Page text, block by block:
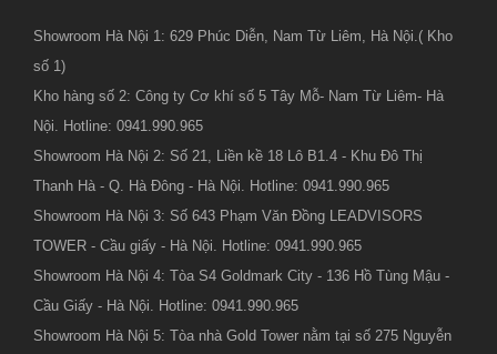
Showroom Hà Nội 1: 629 Phúc Diễn, Nam Từ Liêm, Hà Nội.( Kho
số 1)
Kho hàng số 2: Công ty Cơ khí số 5 Tây Mỗ- Nam Từ Liêm- Hà
Nội. Hotline: 0941.990.965
Showroom Hà Nội 2: Số 21, Liền kề 18 Lô B1.4 - Khu Đô Thị
Thanh Hà - Q. Hà Đông - Hà Nội. Hotline: 0941.990.965
Showroom Hà Nội 3: Số 643 Phạm Văn Đồng LEADVISORS
TOWER - Cầu giấy - Hà Nội. Hotline: 0941.990.965
Showroom Hà Nội 4: Tòa S4 Goldmark City - 136 Hồ Tùng Mậu -
Cầu Giấy - Hà Nội. Hotline: 0941.990.965
Showroom Hà Nội 5: Tòa nhà Gold Tower nằm tại số 275 Nguyễn